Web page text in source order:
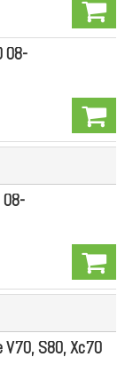
08-
08-
S80, Xc70